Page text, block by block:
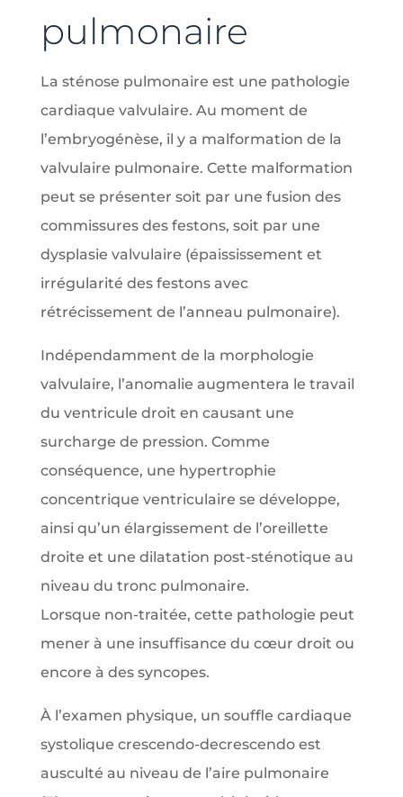
pulmonaire
La sténose pulmonaire est une pathologie
cardiaque valvulaire. Au moment de
l’embryogénèse, il y a malformation de la
valvulaire pulmonaire. Cette malformation
peut se présenter soit par une fusion des
commissures des festons, soit par une
dysplasie valvulaire (épaississement et
irrégularité des festons avec
rétrécissement de l’anneau pulmonaire).
Indépendamment de la morphologie
valvulaire, l’anomalie augmentera le travail
du ventricule droit en causant une
surcharge de pression. Comme
conséquence, une hypertrophie
concentrique ventriculaire se développe,
ainsi qu’un élargissement de l’oreillette
droite et une dilatation post-sténotique au
niveau du tronc pulmonaire.
Lorsque non-traitée, cette pathologie peut
mener à une insuffisance du cœur droit ou
encore à des syncopes.
À l’examen physique, un souffle cardiaque
systolique crescendo-decrescendo est
ausculté au niveau de l’aire pulmonaire